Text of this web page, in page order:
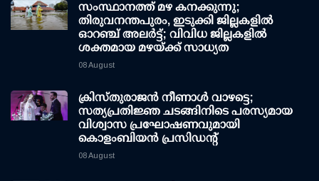
സംസ്ഥാനത്ത് മഴ കനക്കുന്നു;
തിരുവനന്തപുരം, ഇടുക്കി ജില്ലകളിൽ
ഓറഞ്ച് അലർട്ട്; വിവിധ ജില്ലകളിൽ
ശക്തമായ മഴയ്ക്ക് സാധ്യത
08 August
ക്രിസ്തുരാജൻ നീണാൾ വാഴട്ടെ;
സത്യപ്രതിജ്ഞ ചടങ്ങിനിടെ പരസ്യമായ
വിശ്വാസ പ്രഘോഷണവുമായി
കൊളംബിയൻ പ്രസിഡന്റ്
08 August